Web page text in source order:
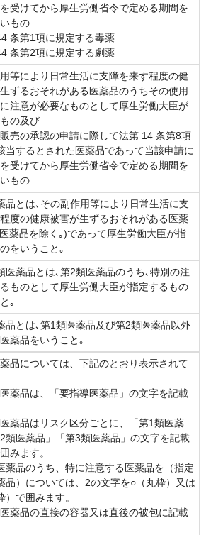
受けてから厚生労働省令で定める期間を
もの
条第1項に規定する毒薬
条第2項に規定する劇薬
等により日常生活に支障を来す程度の健
ずるおそれがある医薬品のうちその使用
注意が必要なものとして厚生労働大臣が
の及び
売の承認の申請に際して法第 14 条第8項
当するとされた医薬品であって当該申請に
受けてから厚生労働省令で定める期間を
もの
品とは､その副作用等により日常生活に支
度の健康被害が生ずるおそれがある医薬
薬品を除く｡)であって厚生労働大臣が指
をいうこと｡
医薬品とは､第2類医薬品のうち､特別の注
ものとして厚生労働大臣が指定するもの
｡
品とは､第1類医薬品及び第2類医薬品以外
薬品をいうこと｡
品については、下記のとおり表示されて
医薬品は、「要指導医薬品」の文字を記載
医薬品はリスク区分ごとに、「第1類医薬
類医薬品」「第3類医薬品」の文字を記載
みます。
薬品のうち、特に注意する医薬品を（指定
品）については、2の文字を○（丸枠）又は
）で囲みます。
医薬品の直接の容器又は直後の被包に記載